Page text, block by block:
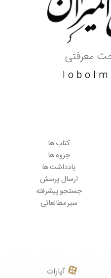
معرفتی
کتاب ها
جزوه ها
یادداشت ها
ارسال پرسش
جستجو پیشرفته
سیر مطالعاتی
آپارات